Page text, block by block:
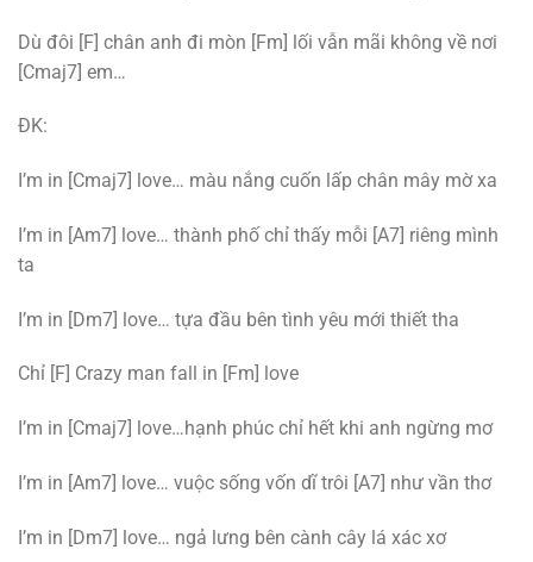
Dù đôi [F] chân anh đi mòn [Fm] lối vẫn mãi không về nơi
[Cmaj7] em…
ĐK:
I’m in [Cmaj7] love… màu nắng cuốn lấp chân mây mờ xa
I’m in [Am7] love… thành phố chỉ thấy mỗi [A7] riêng mình
ta
I’m in [Dm7] love… tựa đầu bên tình yêu mới thiết tha
Chỉ [F] Crazy man fall in [Fm] love
I’m in [Cmaj7] love…hạnh phúc chỉ hết khi anh ngừng mơ
I’m in [Am7] love… vuộc sống vốn dĩ trôi [A7] như vần thơ
I’m in [Dm7] love… ngả lưng bên cành cây lá xác xơ